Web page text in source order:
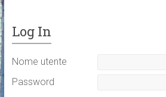
Log In
Nome utente
Password